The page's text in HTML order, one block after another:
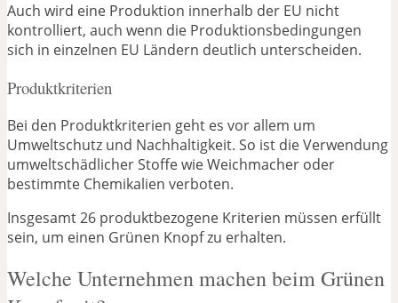
Auch wird eine Produktion innerhalb der EU nicht
kontrolliert, auch wenn die Produktionsbedingungen
sich in einzelnen EU Ländern deutlich unterscheiden.
Produktkriterien
Bei den Produktkriterien geht es vor allem um
Umweltschutz und Nachhaltigkeit. So ist die Verwendung
umweltschädlicher Stoffe wie Weichmacher oder
bestimmte Chemikalien verboten.
Insgesamt 26 produktbezogene Kriterien müssen erfüllt
sein, um einen Grünen Knopf zu erhalten.
Welche Unternehmen machen beim Grünen